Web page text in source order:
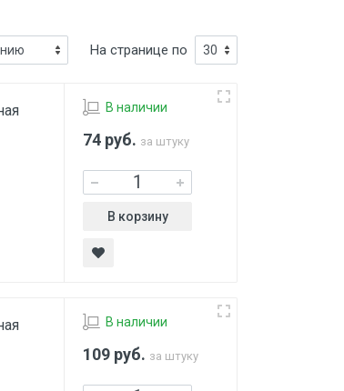
На странице по
В наличии
74 руб. за штуку
В корзину
В наличии
109 руб. за штуку